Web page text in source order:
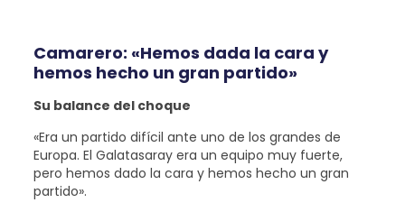
Camarero: «Hemos dada la cara y
hemos hecho un gran partido»
Su balance del choque
«Era un partido difícil ante uno de los grandes de
Europa. El Galatasaray era un equipo muy fuerte,
pero hemos dado la cara y hemos hecho un gran
partido».